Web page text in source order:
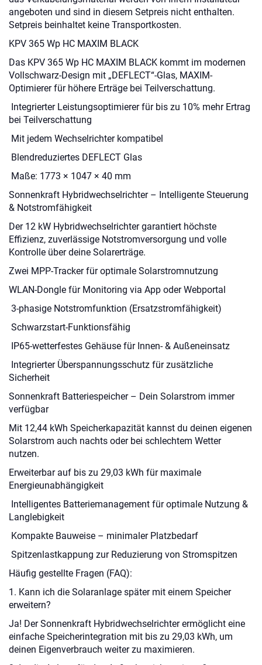
angeboten und sind in diesem Setpreis nicht enthalten.
Setpreis beinhaltet keine Transportkosten.
KPV 365 Wp HC MAXIM BLACK
Das KPV 365 Wp HC MAXIM BLACK kommt im modernen
Vollschwarz-Design mit „DEFLECT“-Glas, MAXIM-
Optimierer für höhere Erträge bei Teilverschattung.
Integrierter Leistungsoptimierer für bis zu 10% mehr Ertrag
bei Teilverschattung
Mit jedem Wechselrichter kompatibel
Blendreduziertes DEFLECT Glas
Maße: 1773 × 1047 × 40 mm
Sonnenkraft Hybridwechselrichter – Intelligente Steuerung
& Notstromfähigkeit
Der 12 kW Hybridwechselrichter garantiert höchste
Effizienz, zuverlässige Notstromversorgung und volle
Kontrolle über deine Solarerträge.
Zwei MPP-Tracker für optimale Solarstromnutzung
WLAN-Dongle für Monitoring via App oder Webportal
3-phasige Notstromfunktion (Ersatzstromfähigkeit)
Schwarzstart-Funktionsfähig
IP65-wetterfestes Gehäuse für Innen- & Außeneinsatz
Integrierter Überspannungsschutz für zusätzliche
Sicherheit
Sonnenkraft Batteriespeicher – Dein Solarstrom immer
verfügbar
Mit 12,44 kWh Speicherkapazität kannst du deinen eigenen
Solarstrom auch nachts oder bei schlechtem Wetter
nutzen.
Erweiterbar auf bis zu 29,03 kWh für maximale
Energieunabhängigkeit
Intelligentes Batteriemanagement für optimale Nutzung &
Langlebigkeit
Kompakte Bauweise – minimaler Platzbedarf
Spitzenlastkappung zur Reduzierung von Stromspitzen
Häufig gestellte Fragen (FAQ):
1. Kann ich die Solaranlage später mit einem Speicher
erweitern?
Ja! Der Sonnenkraft Hybridwechselrichter ermöglicht eine
einfache Speicherintegration mit bis zu 29,03 kWh, um
deinen Eigenverbrauch weiter zu maximieren.